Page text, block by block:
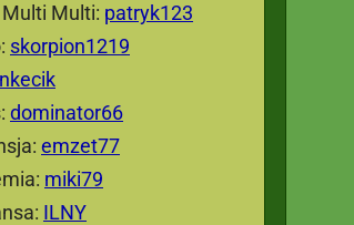
Multi: patryk123
skorpion1219
dominator66
emzet77
miki79
ILNY